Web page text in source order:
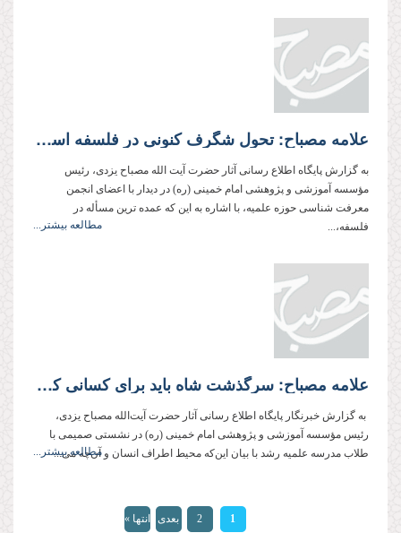
علامه مصباح: تحول شگرف کنونی در فلسفه اسلامی مرهون انقلاب امام خمینی (ره) است
به گزارش پایگاه اطلاع رسانی آثار حضرت آیت الله مصباح یزدی، رئیس
مؤسسه آموزشی و پژوهشی امام خمینی (ره) در دیدار با اعضای انجمن
معرفت شناسی حوزه علمیه، با اشاره به این که عمده ترین مسأله در
فلسفه،...
مطالعه بیشتر...
علامه مصباح: سرگذشت شاه باید برای کسانی که آرزوی نوکری آمریکا دارند، عبرت باشد
به گزارش خبرنگار پایگاه اطلاع رسانی آثار حضرت آیت‌الله مصباح یزدی،
رئیس مؤسسه آموزشی و پژوهشی امام خمینی (ره) در نشستی صمیمی با
طلاب مدرسه علمیه رشد با بیان این‌که محیط اطراف انسان و آن‌چه می...
مطالعه بیشتر...
1
2 بعدی انتها »